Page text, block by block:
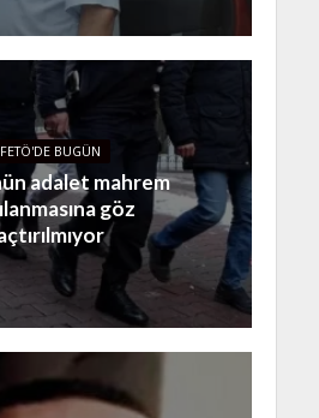
FETÖ'DE BUGÜN
adalet mahrem
göz